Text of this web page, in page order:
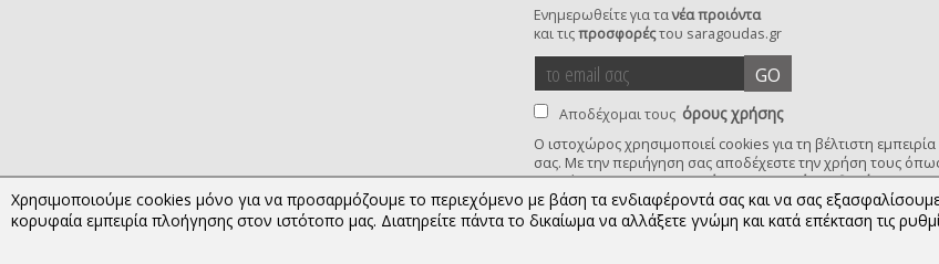
Ενημερωθείτε για τανέα προιόντα
και τιςπροσφορέςτου saragoudas.gr
το
email
σας
GO
Αποδέχομαι τους όρους χρήσης
Ο ιστοχώρος χρησιμοποιεί cookies για τη βέλτιστη εμπειρία
σας. Με την περιήγηση σας αποδέχεστε την χρήση τους
αναφέρεται στηνΠροστασία Προσωπικών Δεδομένων
Copyright © 2026 saragoudas.gr. All rights reserved.
Χρησιμοποιούμε cookies μόνο για να προσαρμόζουμε το περιεχόμενο με βάση τα ενδιαφέροντά σας και να σας
κορυφαία εμπειρία πλοήγησης στον ιστότοπο μας. Διατηρείτε πάντα το δικαίωμα να αλλάξετε γνώμη και κατά επέκταση τις